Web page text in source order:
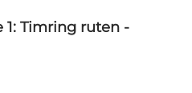
1: Timring ruten -